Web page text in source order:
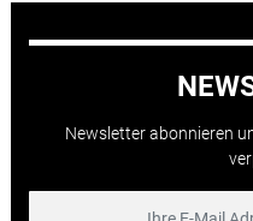
Newsletter abonnieren